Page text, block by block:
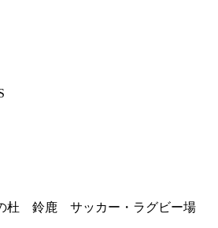
杜 鈴鹿 サッカー・ラグビー場